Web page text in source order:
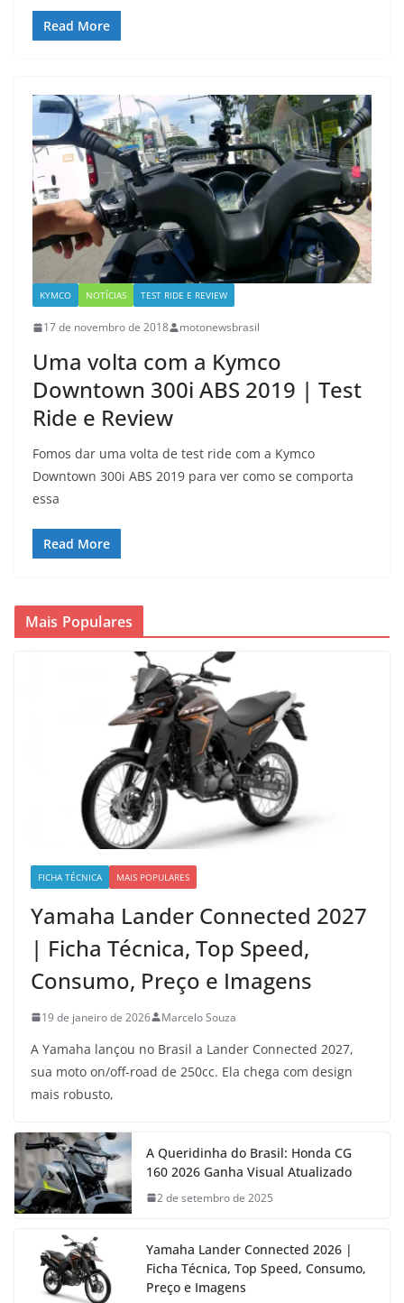
Read More
KYMCO NOTÍCIAS TEST RIDE E REVIEW
17 de novembro de 2018 motonewsbrasil
Uma volta com a Kymco
Downtown 300i ABS 2019 | Test
Ride e Review
Fomos dar uma volta de test ride com a Kymco
Downtown 300i ABS 2019 para ver como se comporta
essa
Read More
Mais Populares
FICHA TÉCNICA MAIS POPULARES
Yamaha Lander Connected 2027
| Ficha Técnica, Top Speed,
Consumo, Preço e Imagens
19 de janeiro de 2026 Marcelo Souza
A Yamaha lançou no Brasil a Lander Connected 2027,
sua moto on/off-road de 250cc. Ela chega com design
mais robusto,
A Queridinha do Brasil: Honda CG
160 2026 Ganha Visual Atualizado
2 de setembro de 2025
Yamaha Lander Connected 2026 |
Ficha Técnica, Top Speed, Consumo,
Preço e Imagens